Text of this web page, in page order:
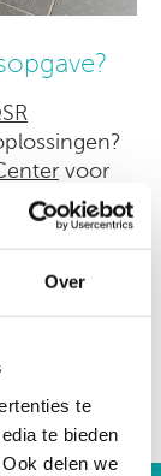
Over
te
te bieden
delen we
voor
oplossingen
0499-367